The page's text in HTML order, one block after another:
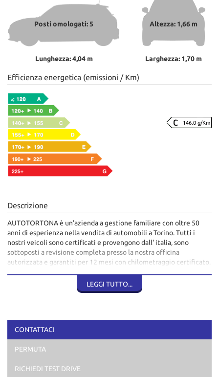
Posti omologati: 5
Lunghezza: 4,04 m
Altezza: 1,66 m
Larghezza: 1,70 m
Efficienza energetica (emissioni / Km)
146.0 g/Km
Descrizione
AUTOTORTONA è un'azienda a gestione familiare con oltre 50
anni di esperienza nella vendita di automobili a Torino. Tutti i
nostri veicoli sono certificati e provengono dall' italia, sono
sottoposti a revisione completa presso la nostra officina
autorizzata e garantiti per 12 mesi con chilometraggio certificato.
consegna. Gli annunci sono redatti in modo trasparente con
fotografie reali dei mezzi disponibili, per aiutarvi a scegliere il
Doppio set di chiavi, bollo o certificato di esenzione, libretto di
circolazione, carta di proprietà, documentazione del tagliando
effettuato in officina e certificato di garanzia 12
mesi. Si consiglia di contattarci
specifiche tecniche e gli accessori inclusi. Contatti:
LEGGI TUTTO...
CONTATTACI
PERMUTA
RICHIEDI TEST DRIVE